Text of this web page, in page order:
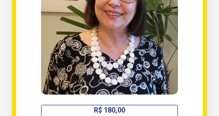
R$ 180,00